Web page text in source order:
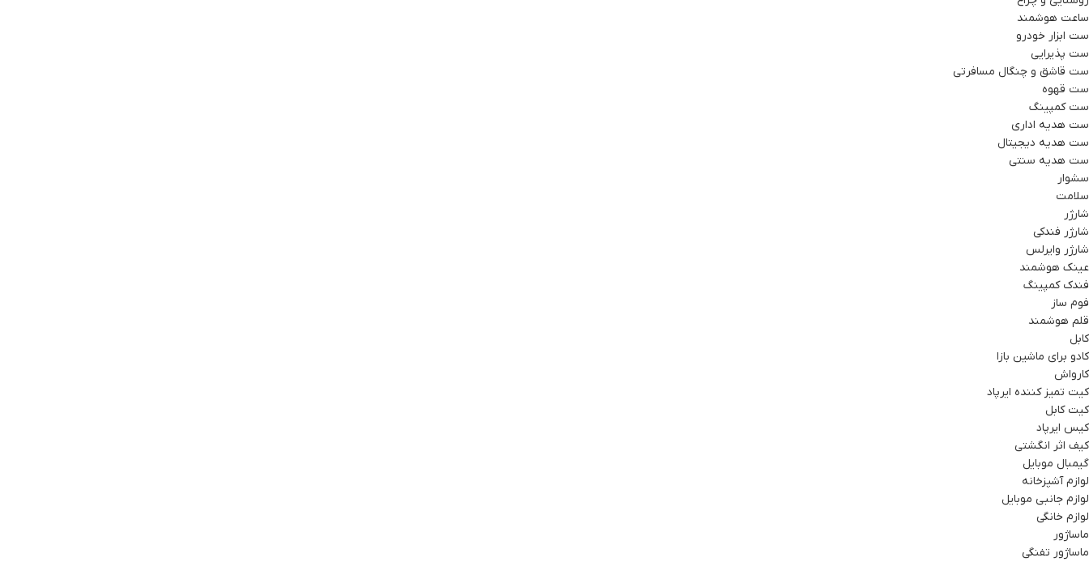
ساعت هوشمند
ست ابزار خودرو
ست پذیرایی
ست قاشق و چنگال مسافرتی
ست قهوه
ست کمپینگ
ست هدیه اداری
ست هدیه دیجیتال
ست هدیه سنتی
سشوار
سلامت
شارژر
شارژر فندکی
شارژر وایرلس
عینک هوشمند
فندک کمپینگ
فوم ساز
قلم هوشمند
کابل
کادو برای ماشین بازا
کارواش
کیت تمیز کننده ایرپاد
کیت کابل
کیس ایرپاد
کیف اثر انگشتی
گیمبال موبایل
لوازم آشپزخانه
لوازم جانبی موبایل
لوازم خانگی
ماساژور
ماساژور تفنگی